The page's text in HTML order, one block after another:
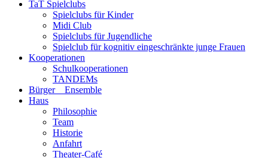
TaT Spielclubs
Spielclubs für Kinder
Midi Club
Spielclubs für Jugendliche
Spielclub für kognitiv eingeschränkte junge Frauen
Kooperationen
Schulkooperationen
TANDEMs
Bürger__Ensemble
Haus
Philosophie
Team
Historie
Anfahrt
Theater-Café